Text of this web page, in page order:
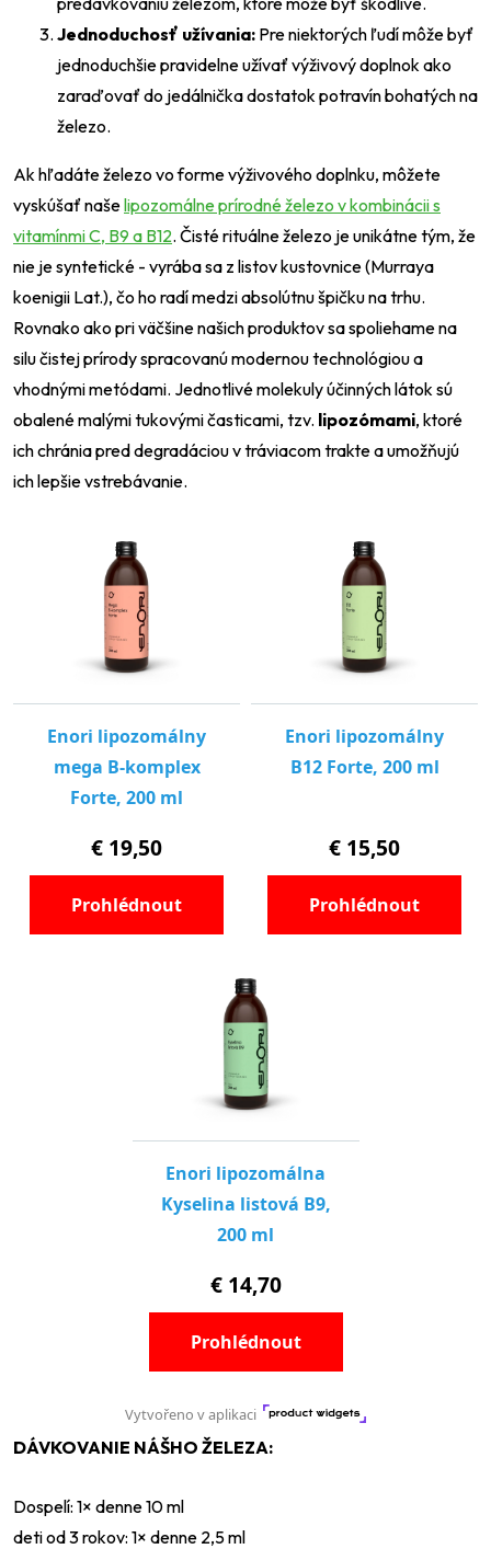
Jednoduchosť užívania: Pre niektorých ľudí môže byť
jednoduchšie pravidelne užívať výživový doplnok ako
zaraďovať do jedálnička dostatok potravín bohatých na
železo.
Ak hľadáte železo vo forme výživového doplnku, môžete
vyskúšať našelipozomálne prírodné železo v kombinácii s
vitamínmi C, B9 a B12. Čisté rituálne železo je unikátne tým, že
nie je syntetické - vyrába sa z listov kustovnice (Murraya
koenigii Lat.), čo ho radí medzi absolútnu špičku na trhu.
Rovnako ako pri väčšine našich produktov sa spoliehame na
silu čistej prírody spracovanú modernou technológiou a
vhodnými metódami. Jednotlivé molekuly účinných látok sú
obalené malými tukovými časticami, tzv. lipozómami, ktoré
ich chránia pred degradáciou v tráviacom trakte a umožňujú
ich lepšie vstrebávanie.
DÁVKOVANIE NÁŠHO ŽELEZA:
Dospelí: 1× denne 10 ml
deti od 3 rokov: 1× denne 2,5 ml